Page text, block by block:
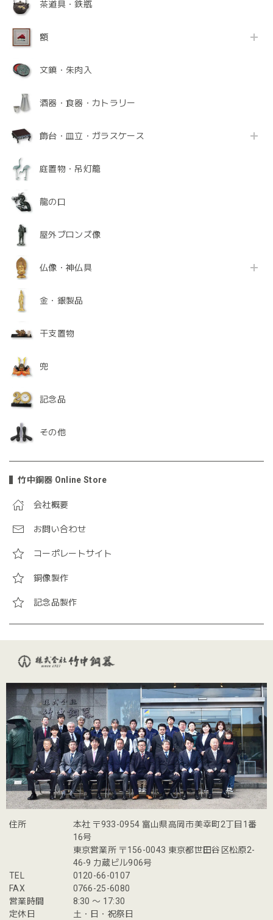
茶道具・鉄瓶
額
文鎮・朱肉入
酒器・食器・カトラリー
飾台・皿立・ガラスケース
庭置物・吊灯籠
龍の口
屋外ブロンズ像
仏像・神仏具
金・銀製品
干支置物
兜
記念品
その他
竹中銅器 Online Store
会社概要
お問い合わせ
コーポレートサイト
銅像製作
記念品製作
住所
本社 〒933-0954 富山県高岡市美幸町2丁目1番
16号
東京営業所 〒156-0043 東京都世田谷区松原2-
46-9 力蔵ビル906号
TEL
0120-66-0107
FAX
0766-25-6080
営業時間
8:30 〜 17:30
定休日
土・日・祝祭日